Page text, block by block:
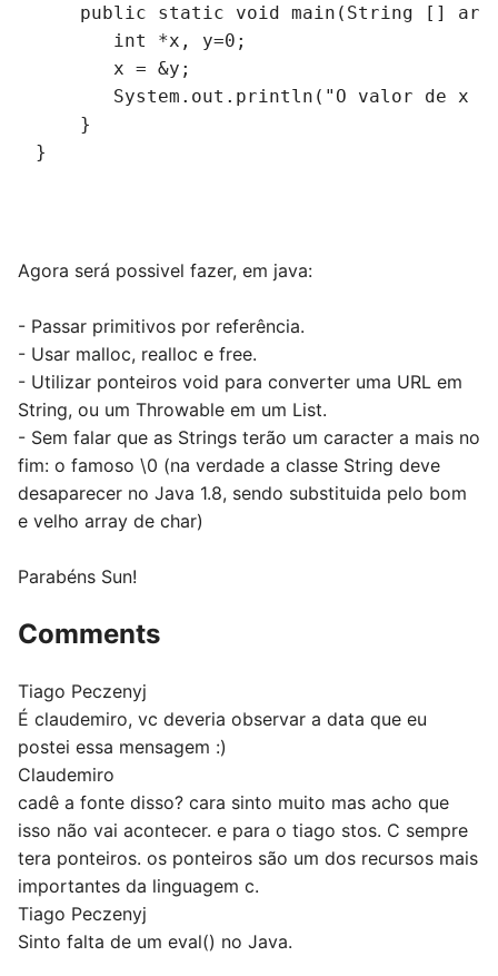
public static void main(String []
       int *x, y=0;
       x = &y;
System.out.println("O valor de x
    }
}
Agora será possivel fazer, em java:
- Passar primitivos por referência.
- Usar malloc, realloc e free.
- Utilizar ponteiros void para converter uma URL em
String, ou um Throwable em um List.
- Sem falar que as Strings terão um caracter a mais no
fim: o famoso \0 (na verdade a classe String deve
desaparecer no Java 1.8, sendo substituida pelo bom
e velho array de char)
Parabéns Sun!
Comments
Tiago Peczenyj
É claudemiro, vc deveria observar a data que eu
postei essa mensagem :)
Claudemiro
cadê a fonte disso? cara sinto muito mas acho que
isso não vai acontecer. e para o tiago stos. C sempre
tera ponteiros. os ponteiros são um dos recursos mais
importantes da linguagem c.
Tiago Peczenyj
Sinto falta de um eval() no Java.